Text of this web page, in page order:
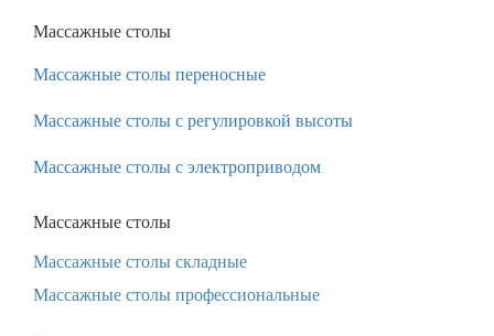
Массажные столы
Массажные столы переносные
Массажные столы с регулировкой высоты
Массажные столы с электроприводом
Массажные столы
Массажные столы складные
Массажные столы профессиональные